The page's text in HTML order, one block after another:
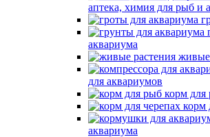
аптека, химия для рыб и
аквариума
живые
для аквариумов
корм для
корм
аквариума